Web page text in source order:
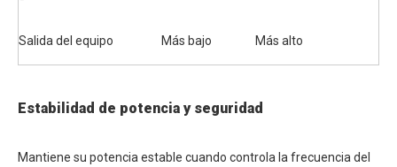
Salida del equipo Más bajo Más alto
Estabilidad de potencia y seguridad
Mantiene su potencia estable cuando controla la frecuencia del